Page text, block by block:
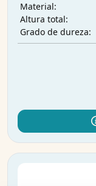
Material:
Altura total:
Grado de dureza: